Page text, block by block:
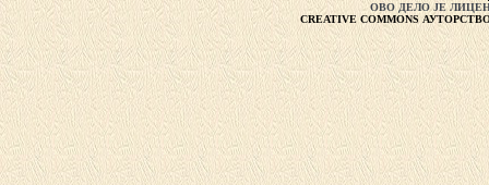
ОВО ДЕЛО ЈЕ
CREATIVE COMMONS